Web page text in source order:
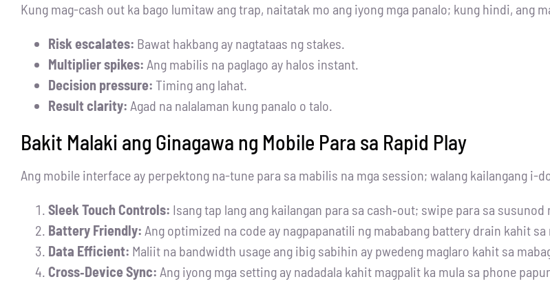
Kung mag-cash out ka bago lumitaw ang trap, naitatak mo ang iyong mga panalo; kung hindi, ang
Risk escalates: Bawat hakbang ay nagtataas ng stakes.
Multiplier spikes: Ang mabilis na paglago ay halos instant.
Decision pressure: Timing ang lahat.
Result clarity: Agad na nalalaman kung panalo o talo.
Bakit Malaki ang Ginagawa ng Mobile Para sa Rapid Play
Ang mobile interface ay perpektong na-tune para sa mabilis na mga session; walang kailangang
Sleek Touch Controls: Isang tap lang ang kailangan para sa cash‑out; swipe para sa susunod
Battery Friendly: Ang optimized na code ay nagpapanatili ng mababang battery drain kahit sa
Data Efficient: Maliit na bandwidth usage ang ibig sabihin ay pwedeng maglaro kahit sa
Cross‑Device Sync: Ang iyong mga setting ay nadadala kahit magpalit ka mula sa phone